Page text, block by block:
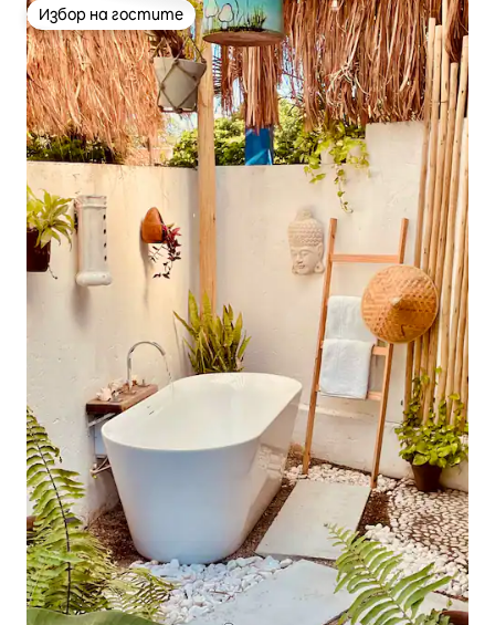
Избор на гостите
Избор на гостите